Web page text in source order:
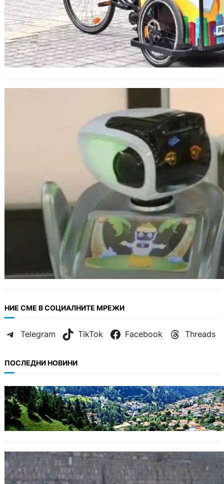
НИЕ СМЕ В СОЦИАЛНИТЕ МРЕЖИ
Telegram TikTok Facebook Threads
ПОСЛЕДНИ НОВИНИ
БЪЛГАРИЯ
Полицията алармира за нова схема с
фалшиви лечители и „вълшебни“ мехлеми
БЪЛГАРИЯ
Ограничават движението по улица
„Вълноломна“ във Варна